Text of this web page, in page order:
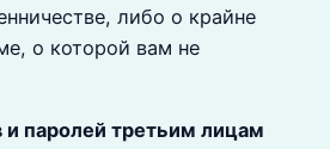
либо о крайне
о которой вам не
и паролей третьим лицам